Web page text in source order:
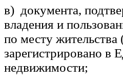
в) документа,
владения и
по месту
зарегистрировано в
недвижимости;